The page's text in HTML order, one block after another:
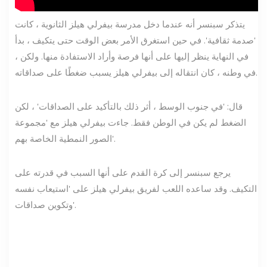
يتذكر سبنسر أنه عندما دخل مدرسة بيفرلي هيلز الثانوية ، كانت
'صدمة ثقافية'. في حين استغرق الأمر بعض الوقت حتى يتكيف ، بدأ
في النهاية ينظر إليها على أنها فرصة وأراد الاستفادة منها. ولكن ،
في وطنه ، كان انتقاله إلى بيفرلي هيلز يسبب ضغطًا على صداقاته.
قال: 'في جنوب الوسط ، أثر ذلك بالتأكيد على الصداقات' ، لكن
الضغط لم يكن في الوطن فقط. جاءت بيفرلي هيلز مع 'مجموعة
الصور النمطية الخاصة بهم'.
يرجع سبنسر إلى كرة القدم على أنها السبب في قدرته على
التكيف. وقد ساعده اللعب لفريق بيفرلي هيلز على 'استيعاب نفسه
وتكوين صداقات'.